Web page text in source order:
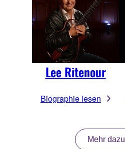
Lee Ritenour
Biographie lesen
Mehr dazu